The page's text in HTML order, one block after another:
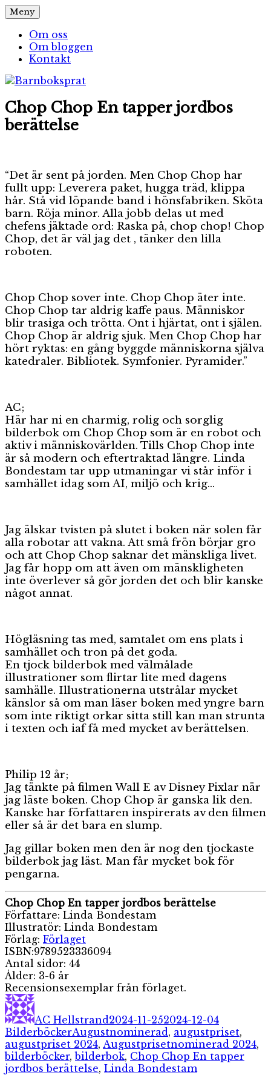
Hoppa
till
innehåll
Barnboksprat
– en blogg om barnböcker
Meny
Om oss
Om bloggen
Kontakt
Chop Chop En tapper jordbos
berättelse
“Det är sent på jorden. Men Chop Chop har
fullt upp: Leverera paket, hugga träd, klippa
hår. Stå vid löpande band i hönsfabriken. Sköta
barn. Röja minor. Alla jobb delas ut med
chefens jäktade ord: Raska på, chop chop! Chop
Chop, det är väl jag det , tänker den lilla
roboten.
Chop Chop sover inte. Chop Chop äter inte.
Chop Chop tar aldrig kaffe paus. Människor
blir trasiga och trötta. Ont i hjärtat, ont i själen.
Chop Chop är aldrig sjuk. Men Chop Chop har
hört ryktas: en gång byggde människorna själva
katedraler. Bibliotek. Symfonier. Pyramider.”
AC;
Här har ni en charmig, rolig och sorglig
bilderbok om Chop Chop som är en robot och
aktiv i människovärlden. Tills Chop Chop inte
är så modern och eftertraktad längre. Linda
Bondestam tar upp utmaningar vi står inför i
samhället idag som AI, miljö och krig…
Jag älskar tvisten på slutet i boken när solen får
alla robotar att vakna. Att små frön börjar gro
och att Chop Chop saknar det mänskliga livet.
Jag får hopp om att även om mänskligheten
inte överlever så gör jorden det och blir kanske
något annat.
Högläsning tas med, samtalet om ens plats i
samhället och tron på det goda.
En tjock bilderbok med välmålade
illustrationer som flirtar lite med dagens
samhälle. Illustrationerna utstrålar mycket
känslor så om man läser boken med yngre barn
som inte riktigt orkar sitta still kan man strunta
i texten och iaf få med mycket av berättelsen.
Philip 12 år;
Jag tänkte på filmen Wall E av Disney Pixlar när
jag läste boken. Chop Chop är ganska lik den.
Kanske har författaren inspirerats av den filmen
eller så är det bara en slump.
Jag gillar boken men den är nog den tjockaste
bilderbok jag läst. Man får mycket bok för
pengarna.
Chop Chop En tapper jordbos berättelse
Författare: Linda Bondestam
Illustratör: Linda Bondestam
Förlag: Förlaget
ISBN:9789523336094
Antal sidor: 44
Ålder: 3-6 år
Recensionsexemplar från förlaget.
Författare
AC Hellstrand2024-11-252024-12-04
BilderböckerEtiketter
Augustnominerad, augustpriset,
augustpriset 2024, Augustprisetnominerad 2024,
bilderböcker,bilderbok, Chop Chop En tapper
jordbos berättelse, Linda Bondestam